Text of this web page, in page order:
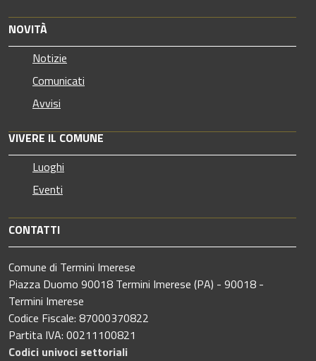
NOVITÀ
Notizie
Comunicati
Avvisi
VIVERE IL COMUNE
Luoghi
Eventi
CONTATTI
Comune di Termini Imerese
Piazza Duomo 90018 Termini Imerese (PA) - 90018 -
Termini Imerese
Codice Fiscale: 87000370822
Partita IVA: 00211100821
Codici univoci settoriali